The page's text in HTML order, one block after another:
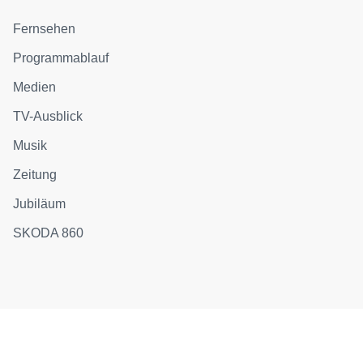
Fernsehen
Programmablauf
Medien
TV-Ausblick
Musik
Zeitung
Jubiläum
SKODA 860